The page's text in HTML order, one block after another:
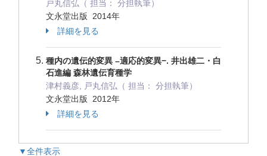
戸丸信弘（ 担当： 分担執筆）
文永堂出版 2014年
詳細を見る
種内の遺伝的変異 –適応的変異−. 井出雄二・白
石進編 森林遺伝育種学
津村義彦, 戸丸信弘（ 担当： 分担執筆）
文永堂出版 2012年
詳細を見る
▼全件表示